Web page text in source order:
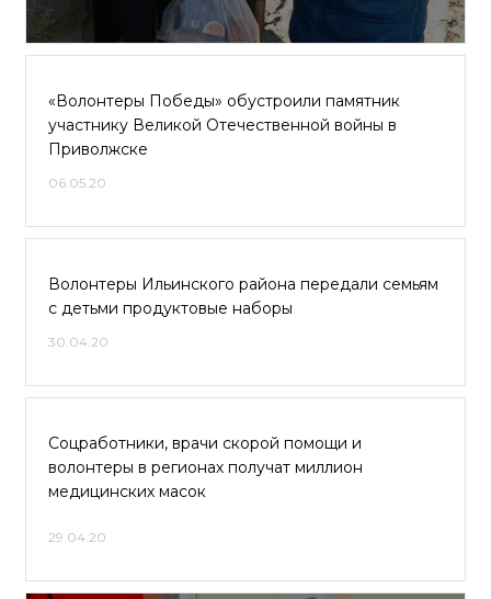
«Волонтеры Победы» обустроили памятник
участнику Великой Отечественной войны в
Приволжске
06.05.20
Волонтеры Ильинского района передали семьям
с детьми продуктовые наборы
30.04.20
Соцработники, врачи скорой помощи и
волонтеры в регионах получат миллион
медицинских масок
29.04.20